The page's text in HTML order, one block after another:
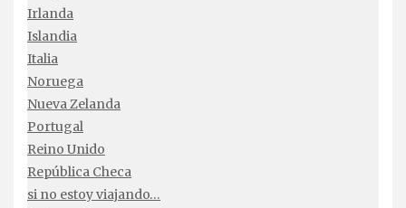
Irlanda
Islandia
Italia
Noruega
Nueva Zelanda
Portugal
Reino Unido
República Checa
si no estoy viajando…